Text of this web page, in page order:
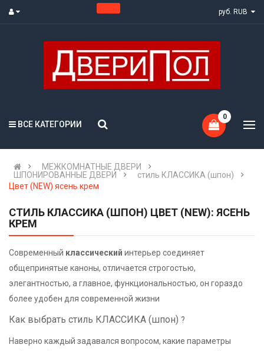
ВСЕ КАТЕГОРИИ
0
МЕЖКОМНАТНЫЕ ДВЕРИ
ШПОНИРОВАННЫЕ ДВЕРИ
стиль КЛАССИКА (шпон)
Цвет (NEW) ясень крем
СТИЛЬ КЛАССИКА (ШПОН) ЦВЕТ (NEW): ЯСЕНЬ
КРЕМ
Современный классический интерьер соединяет
общепринятые каноны, отличается строгостью,
элегантностью, а главное, функциональностью, он гораздо
более удобен для современной жизни
Как выбрать стиль КЛАССИКА (шпон) ?
Наверно каждый задавался вопросом, какие параметры